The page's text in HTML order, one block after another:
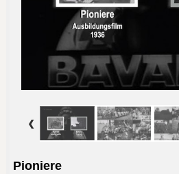
Pioniere